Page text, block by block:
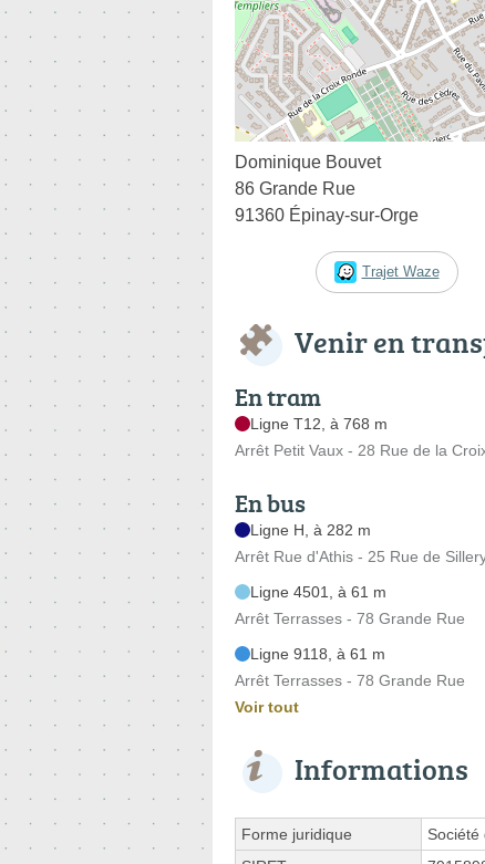
Dominique Bouvet
86 Grande Rue
91360 Épinay-sur-Orge
Trajet Waze
Venir en
En tram
Ligne T12, à 768 m
Arrêt Petit Vaux - 28 Rue de la
En bus
Ligne H, à 282 m
Arrêt Rue d'Athis - 25 Rue de
Ligne 4501, à 61 m
Arrêt Terrasses - 78 Grande Rue
Ligne 9118, à 61 m
Arrêt Terrasses - 78 Grande Rue
Voir tout
Informations
Forme juridique
Société